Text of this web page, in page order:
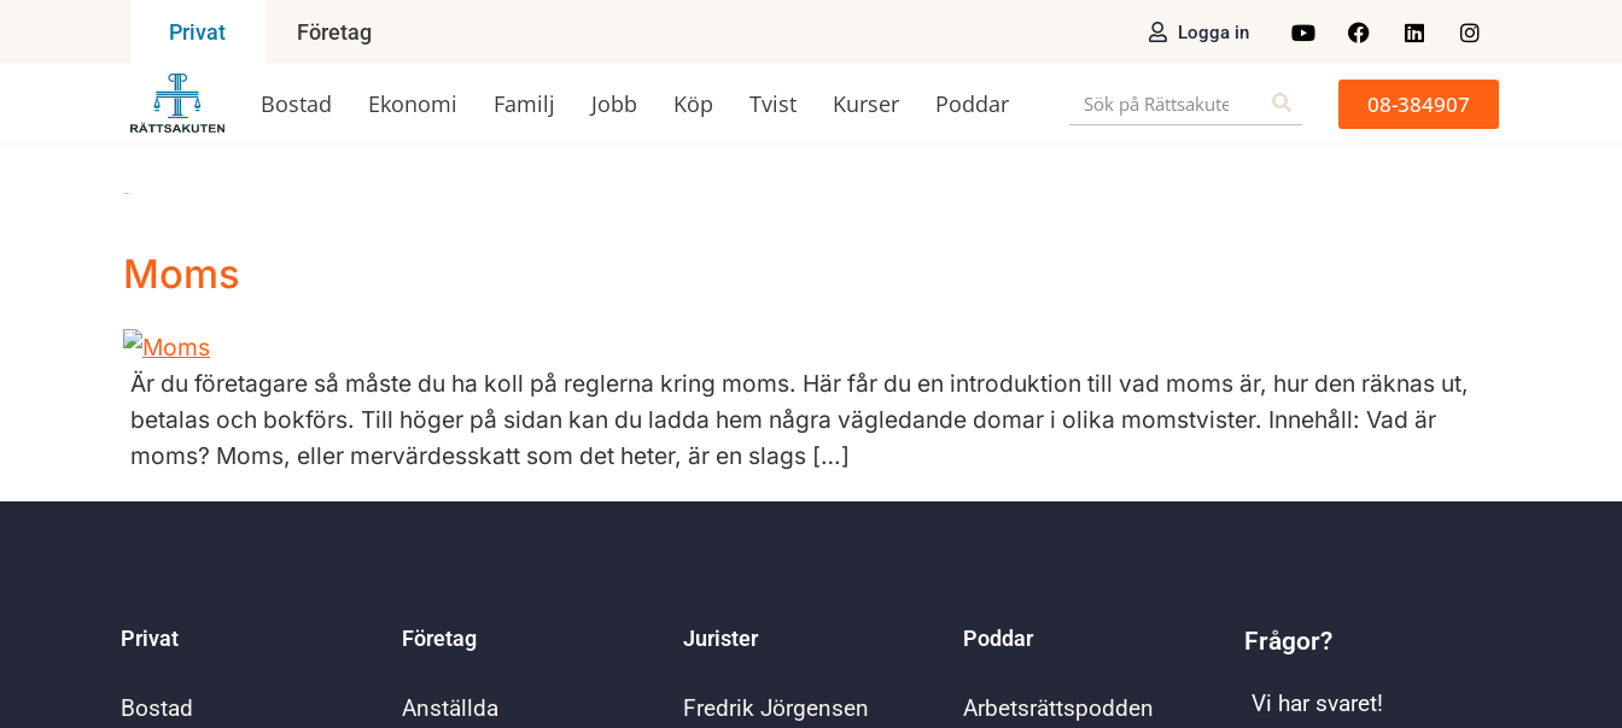
Privat Företag Logga in
Bostad Ekonomi Familj Jobb Köp Tvist Kurser Poddar 08-384907
Moms
Är du företagare så måste du ha koll på reglerna kring moms. Här får du en introduktion till vad moms är, hur den räknas ut,
betalas och bokförs. Till höger på sidan kan du ladda hem några vägledande domar i olika momstvister. Innehåll: Vad är
moms? Moms, eller mervärdesskatt som det heter, är en slags […]
Privat
Bostad
Företag
Anställda
Jurister
Fredrik Jörgensen
Poddar
Arbetsrättspodden
Frågor?
Vi har svaret!